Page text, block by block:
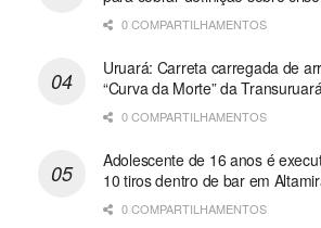
0 COMPARTILHAMENTOS
Uruará: Carreta carregada de
“Curva da Morte” da Transuruará
0 COMPARTILHAMENTOS
Adolescente de 16 anos é
10 tiros dentro de bar em
0 COMPARTILHAMENTOS